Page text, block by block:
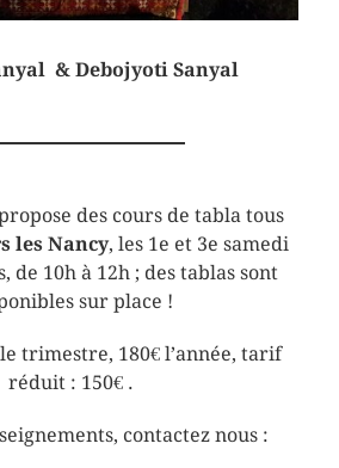
& Debojyoti Sanyal
des cours de tabla tous
les Nancy, les 1e et 3e samedi
de 10h à 12h ; des tablas sont
sur place !
trimestre, 180€ l’année, tarif
réduit : 150€ .
contactez nous :